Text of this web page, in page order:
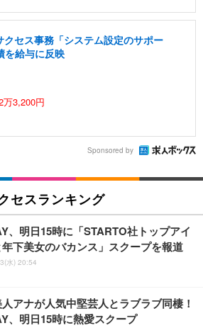
セス事務「システム設定のサポー
を給与に反映
万3,200円
Sponsored by
セスランキング
、明日15時に「STARTO社トップアイ
年下美女のバカンス」スクープを報道
水) 20:54
アナが人気中堅芸人とラブラブ同棲！
、明日15時に熱愛スクープ